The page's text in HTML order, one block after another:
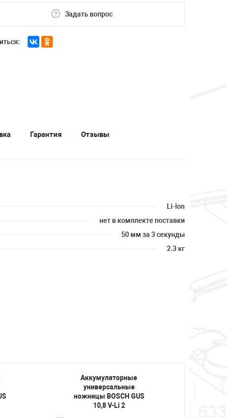
Задать вопрос
Гарантия Отзывы
Li-Ion
нет в комплекте поставки
50 мм за 3 секунды
2.3 кг
Аккумуляторные
универсальные
ножницы BOSCH GUS
10,8 V-Li 2